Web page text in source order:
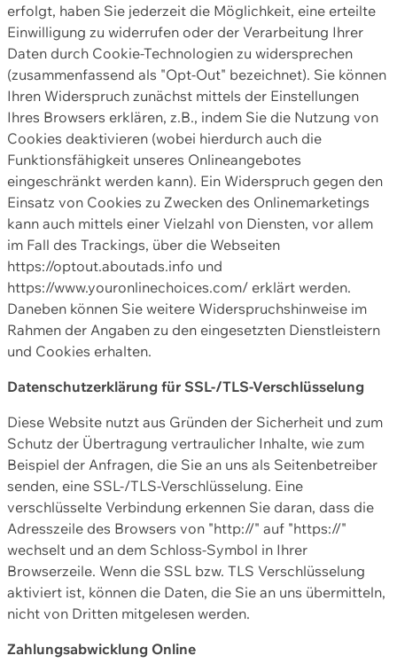
erfolgt, haben Sie jederzeit die Möglichkeit, eine erteilte
Einwilligung zu widerrufen oder der Verarbeitung Ihrer
Daten durch Cookie-Technologien zu widersprechen
(zusammenfassend als "Opt-Out" bezeichnet). Sie können
Ihren Widerspruch zunächst mittels der Einstellungen
Ihres Browsers erklären, z.B., indem Sie die Nutzung von
Cookies deaktivieren (wobei hierdurch auch die
Funktionsfähigkeit unseres Onlineangebotes
eingeschränkt werden kann). Ein Widerspruch gegen den
Einsatz von Cookies zu Zwecken des Onlinemarketings
kann auch mittels einer Vielzahl von Diensten, vor allem
im Fall des Trackings, über die Webseiten
https://optout.aboutads.info und
https://www.youronlinechoices.com/ erklärt werden.
Daneben können Sie weitere Widerspruchshinweise im
Rahmen der Angaben zu den eingesetzten Dienstleistern
und Cookies erhalten.
Datenschutzerklärung für SSL-/TLS-Verschlüsselung
Diese Website nutzt aus Gründen der Sicherheit und zum
Schutz der Übertragung vertraulicher Inhalte, wie zum
Beispiel der Anfragen, die Sie an uns als Seitenbetreiber
senden, eine SSL-/TLS-Verschlüsselung. Eine
verschlüsselte Verbindung erkennen Sie daran, dass die
Adresszeile des Browsers von "http://" auf "https://"
wechselt und an dem Schloss-Symbol in Ihrer
Browserzeile. Wenn die SSL bzw. TLS Verschlüsselung
aktiviert ist, können die Daten, die Sie an uns übermitteln,
nicht von Dritten mitgelesen werden.
Zahlungsabwicklung Online